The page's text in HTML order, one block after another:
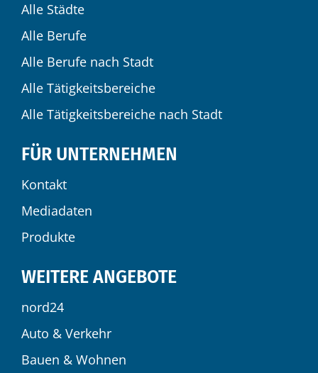
Alle Städte
Alle Berufe
Alle Berufe nach Stadt
Alle Tätigkeitsbereiche
Alle Tätigkeitsbereiche nach Stadt
FÜR UNTERNEHMEN
Kontakt
Mediadaten
Produkte
WEITERE ANGEBOTE
nord24
Auto & Verkehr
Bauen & Wohnen